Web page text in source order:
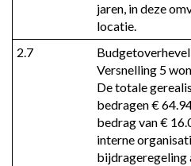
jaren, in deze
locatie.
2.7
Versnelling 5
De totale
bedragen €
bedrag van €
interne
bijdrageregeling